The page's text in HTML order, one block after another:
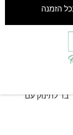
הזמנה
בר לתינוק עם